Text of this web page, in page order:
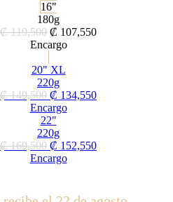
16"
180g
₡119,500 ₡ 107,550
Encargo
20" XL
220g
₡149,500 ₡ 134,550
Encargo
22"
220g
₡169,500 ₡ 152,550
Encargo